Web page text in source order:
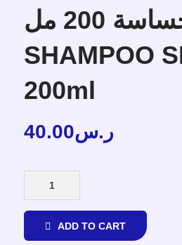
الحساسة 200 مل – Beaphar BIO
SHAMPOO
200ml
ر.س40.00
ADD TO CART